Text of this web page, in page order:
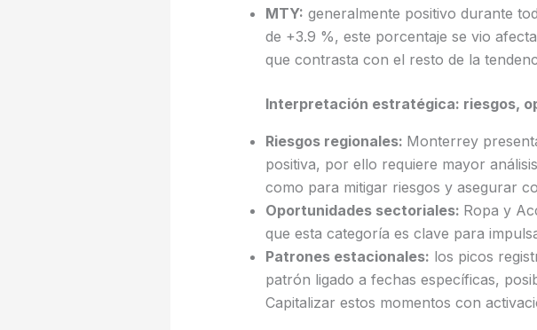
MTY: generalmente positivo durante
de +3.9 %, este porcentaje se vio
que contrasta con el resto de la
Interpretación estratégica: riesgos,
Riesgos regionales: Monterrey
positiva, por ello requiere mayor
como para mitigar riesgos y asegurar
Oportunidades sectoriales: Ropa y
que esta categoría es clave para
Patrones estacionales: los picos
patrón ligado a fechas específicas,
Capitalizar estos momentos con